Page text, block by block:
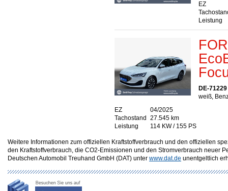
EZ
Leistung
DE-
weiß,
EZ
04/2025
Tachostand
27.545 km
Leistung
114 KW / 155 PS
Weitere Informationen zum offiziellen Kraftstoffverbrauch und den offiziellen
den Kraftstoffverbrauch, die CO2-Emissionen und den Stromverbrauch neuer
Deutschen Automobil Treuhand GmbH (DAT) unter www.dat.de unentgeltlich